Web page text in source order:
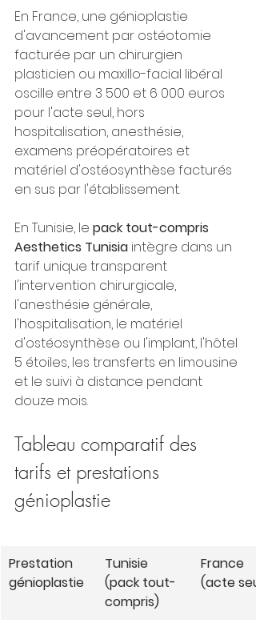
En France, une génioplastie
d'avancement par ostéotomie
facturée par un chirurgien
plasticien ou maxillo-facial libéral
oscille entre 3 500 et 6 000 euros
pour l'acte seul, hors
hospitalisation, anesthésie,
examens préopératoires et
matériel d'ostéosynthèse facturés
en sus par l'établissement.
En Tunisie, le pack tout-compris
Aesthetics Tunisia intègre dans un
tarif unique transparent
l'intervention chirurgicale,
l'anesthésie générale,
l'hospitalisation, le matériel
d'ostéosynthèse ou l'implant, l'hôtel
5 étoiles, les transferts en limousine
et le suivi à distance pendant
douze mois.
Tableau comparatif des
tarifs et prestations
génioplastie
Prestation
génioplastie
Tunisie
(pack tout-
compris)
France
(acte